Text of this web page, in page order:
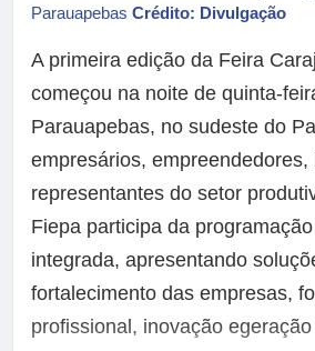
Parauapebas Crédito: Divulgação
A primeira edição da Feira
começou na noite de quinta-
Parauapebas, no sudeste do
empresários, empreendedores,
representantes do setor
Fiepa participa da
integrada, apresentando
fortalecimento das empresas,
profissional, inovação